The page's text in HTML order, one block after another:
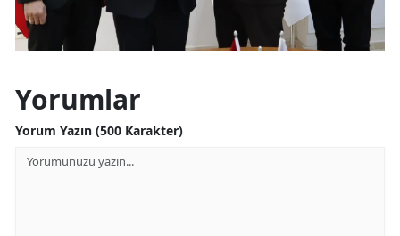
Rize
Sakarya
Yorumlar
Yorum Yazın (500 Karakter)